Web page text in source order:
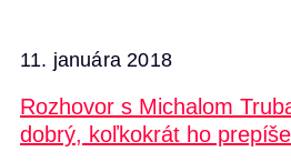
11. januára 2018
Rozhovor s Michalom
dobrý, koľkokrát ho